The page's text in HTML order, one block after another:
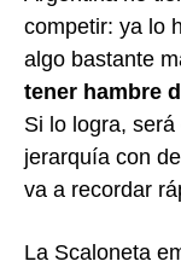
competir: ya lo
algo bastante
tener hambre
Si lo logra,
jerarquía con
va a recordar
La Scaloneta